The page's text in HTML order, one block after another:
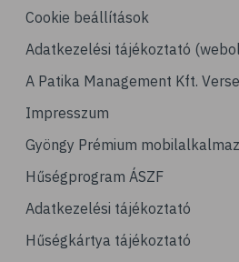
# köszvény
# ínhüvelygyulladás
# tél
# vérnyomásmérés
# kardiológia
# kardiovaszkuláris
Cookie beállítások
Adatkezelési tájékoztató
A Patika Management Kft.
Impresszum
Gyöngy Prémium
Hűségprogram ÁSZF
Adatkezelési tájékoztató
Hűségkártya tájékoztató